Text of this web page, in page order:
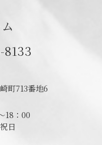
8133
町713番地6
18：00
日